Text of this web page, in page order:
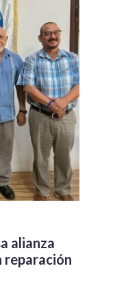
alianza
reparación